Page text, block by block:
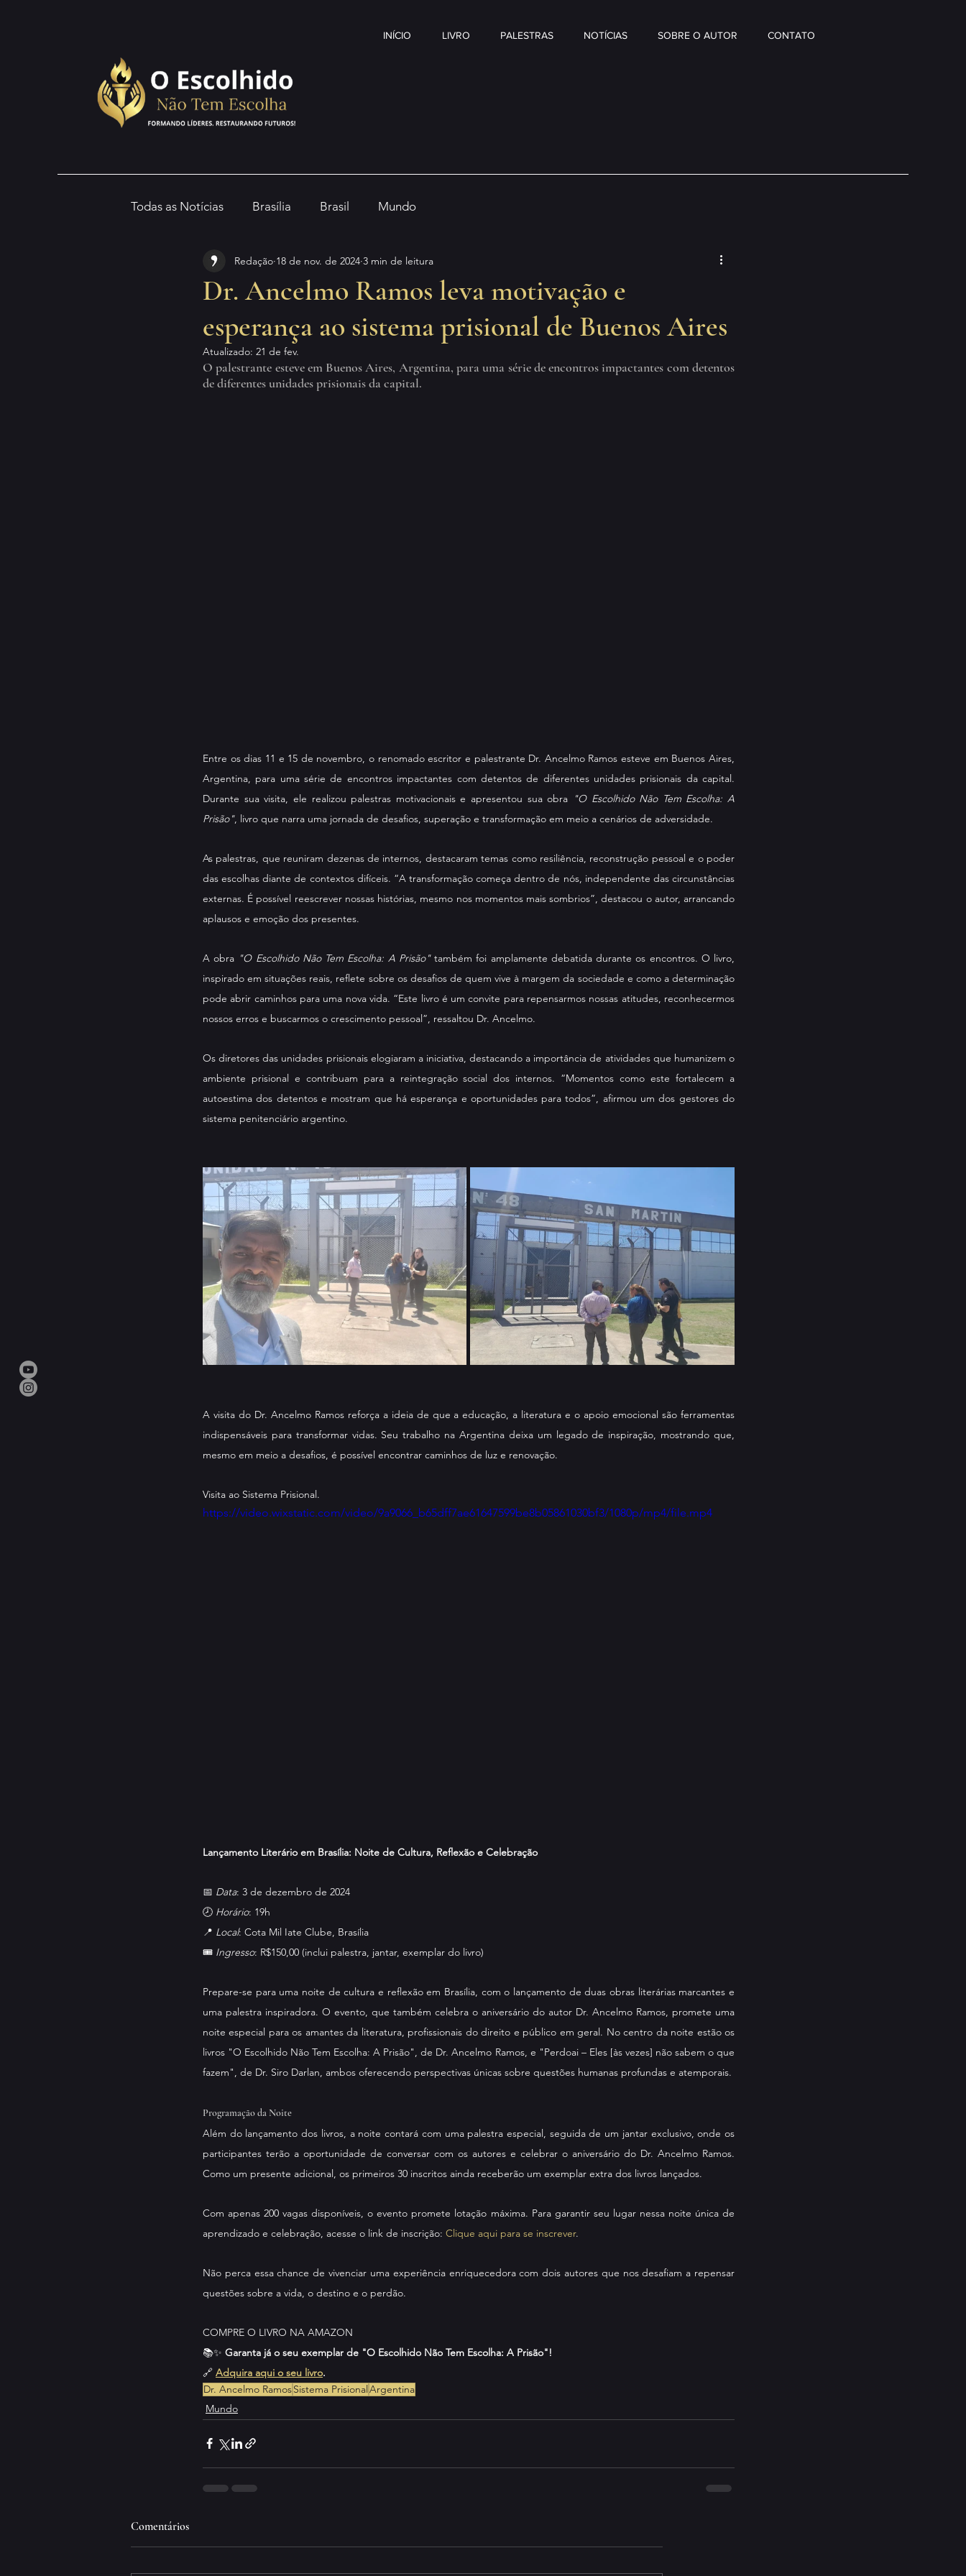
INÍCIO LIVRO PALESTRAS NOTÍCIAS SOBRE O AUTOR CONTATO
Todas as Notícias Brasília Brasil Mundo
Dr. Ancelmo Ramos leva motivação e
esperança ao sistema prisional de Buenos Aires
Redação 18 de nov. de 2024 3 min de leitura
Atualizado: 21 de fev.
O palestrante esteve em Buenos Aires, Argentina, para uma série de encontros impactantes com detentos
de diferentes unidades prisionais da capital.
Entre os dias 11 e 15 de novembro, o renomado escritor e palestrante Dr. Ancelmo Ramos esteve em Buenos Aires,
Argentina, para uma série de encontros impactantes com detentos de diferentes unidades prisionais da capital.
Durante sua visita, ele realizou palestras motivacionais e apresentou sua obra
"O Escolhido Não Tem Escolha: A
Prisão", livro que narra uma jornada de desafios, superação e transformação em meio a cenários de adversidade.
As palestras, que reuniram dezenas de internos, destacaram temas como resiliência, reconstrução pessoal e o poder
das escolhas diante de contextos difíceis. “A transformação começa dentro de nós, independente das circunstâncias
externas. É possível reescrever nossas histórias, mesmo nos momentos mais sombrios”, destacou o autor, arrancando
aplausos e emoção dos presentes.
A obra "O Escolhido Não Tem Escolha: A Prisão" também foi amplamente debatida durante os encontros. O livro,
inspirado em situações reais, reflete sobre os desafios de quem vive à margem da sociedade e como a determinação
pode abrir caminhos para uma nova vida. “Este livro é um convite para repensarmos nossas atitudes, reconhecermos
nossos erros e buscarmos o crescimento pessoal”, ressaltou Dr. Ancelmo.
Os diretores das unidades prisionais elogiaram a iniciativa, destacando a importância de atividades que humanizem o
ambiente prisional e contribuam para a reintegração social dos internos. “Momentos como este fortalecem a
autoestima dos detentos e mostram que há esperança e oportunidades para todos”, afirmou um dos gestores do
sistema penitenciário argentino.
A visita do Dr. Ancelmo Ramos reforça a ideia de que a educação, a literatura e o apoio emocional são ferramentas
indispensáveis para transformar vidas. Seu trabalho na Argentina deixa um legado de inspiração, mostrando que,
mesmo em meio a desafios, é possível encontrar caminhos de luz e renovação.
Visita ao Sistema Prisional.
https://video.wixstatic.com/video/9a9066_b65dff7ae61647599be8b05861030bf3/1080p/mp4/file.mp4
Lançamento Literário em Brasília: Noite de Cultura, Reflexão e Celebração
📅 Data: 3 de dezembro de 2024
🕗 Horário: 19h
📍 Local: Cota Mil Iate Clube, Brasília
🎟️ Ingresso: R$150,00 (inclui palestra, jantar, exemplar do livro)
Prepare-se para uma noite de cultura e reflexão em Brasília, com o lançamento de duas obras literárias marcantes e
uma palestra inspiradora. O evento, que também celebra o aniversário do autor Dr. Ancelmo Ramos, promete uma
noite especial para os amantes da literatura, profissionais do direito e público em geral. No centro da noite estão os
livros "O Escolhido Não Tem Escolha: A Prisão", de Dr. Ancelmo Ramos, e "Perdoai – Eles [às vezes] não sabem o que
fazem", de Dr. Siro Darlan, ambos oferecendo perspectivas únicas sobre questões humanas profundas e atemporais.
Programação da Noite
Além do lançamento dos livros, a noite contará com uma palestra especial, seguida de um jantar exclusivo, onde os
participantes terão a oportunidade de conversar com os autores e celebrar o aniversário do Dr. Ancelmo Ramos.
Como um presente adicional, os primeiros 30 inscritos ainda receberão um exemplar extra dos livros lançados.
Com apenas 200 vagas disponíveis, o evento promete lotação máxima. Para garantir seu lugar nessa noite única de
aprendizado e celebração, acesse o link de inscrição: Clique aqui para se inscrever.
Não perca essa chance de vivenciar uma experiência enriquecedora com dois autores que nos desafiam a repensar
questões sobre a vida, o destino e o perdão.
COMPRE O LIVRO NA AMAZON
📚✨ Garanta já o seu exemplar de "O Escolhido Não Tem Escolha: A Prisão"!
🔗 Adquira aqui o seu livro.
Dr. Ancelmo RamosSistema PrisionalArgentina
Mundo
Comentários